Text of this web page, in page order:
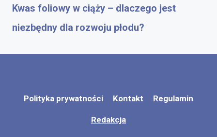
Kwas foliowy w ciąży – dlaczego jest
niezbędny dla rozwoju płodu?
Polityka prywatności Kontakt Regulamin
Redakcja